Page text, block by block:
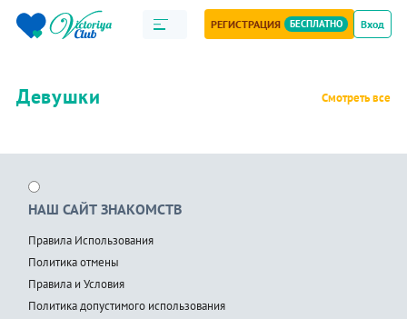
РЕГИСТРАЦИЯ БЕСПЛАТНО Вход
Девушки Смотреть все
НАШ САЙТ ЗНАКОМСТВ
Правила Использования
Политика отмены
Правила и Условия
Политика допустимого использования